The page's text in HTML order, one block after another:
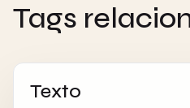
Tags
Texto